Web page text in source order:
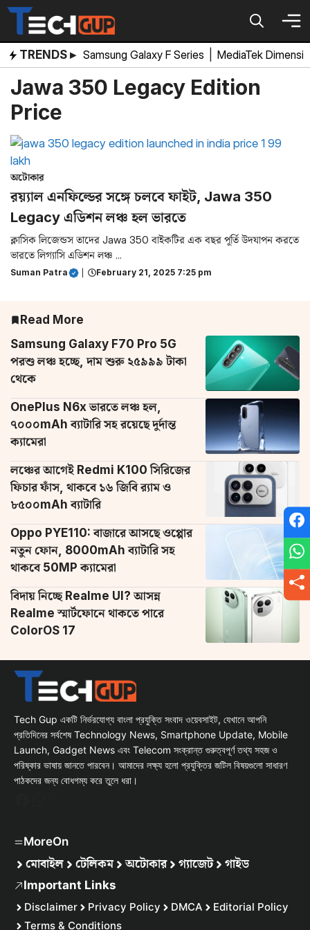
Skip
content
TRENDS ▸ Samsung Galaxy F Series MediaTek
Jawa 350 Legacy Edition
Price
অটোকার
রয়্যাল এনফিল্ডের সঙ্গে চলবে ফাইট, Jawa 350
Legacy এডিশন লঞ্চ হল ভারতে
ক্লাসিক লিজেন্ডস তাদের Jawa 350 বাইকটির এক বছর পূর্তি উদযাপন করতে
ভারতে লিগ্যাসি এডিশন লঞ্চ ...
Suman Patra February 21, 2025 7:25 pm
Read More
Samsung Galaxy F70 Pro 5G
পরশু লঞ্চ হচ্ছে, দাম শুরু ২৫৯৯৯ টাকা
থেকে
OnePlus N6x ভারতে লঞ্চ হল,
৭০০০mAh ব্যাটারি সহ রয়েছে দুর্দান্ত
ক্যামেরা
লঞ্চের আগেই Redmi K100 সিরিজের
ফিচার ফাঁস, থাকবে ১৬ জিবি র‌্যাম ও
৮৫০০mAh ব্যাটারি
Oppo PYE110: বাজারে আসছে ওপ্পোর
নতুন ফোন, 8000mAh ব্যাটারি সহ
থাকবে 50MP ক্যামেরা
বিদায় নিচ্ছে Realme UI? আসন্ন
Realme স্মার্টফোনে থাকতে পারে
ColorOS 17
Tech Gup একটি নির্ভরযোগ্য বাংলা প্রযুক্তি সংবাদ ওয়েবসাইট, যেখানে আপনি
প্রতিদিনের সর্বশেষ Technology News, Smartphone Update, Mobile
Launch, Gadget News এবং Telecom সংক্রান্ত গুরুত্বপূর্ণ তথ্য সহজ ও
পরিষ্কার ভাষায় জানতে পারবেন। আমাদের লক্ষ্য হলো প্রযুক্তির জটিল বিষয়গুলো সাধারণ
পাঠকদের জন্য বোধগম্য করে তুলে ধরা।
MoreOn
মোবাইল টেলিকম অটোকার গ্যাজেট গাইড
Important Links
Disclaimer Privacy Policy DMCA
Editorial Policy
Terms & Conditions